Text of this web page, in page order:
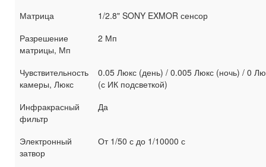
Матрица
1/2.8" SONY EXMOR сенсор
Разрешение
матрицы, Мп
2 Мп
Чувствительность
камеры, Люкс
0.05 Люкс (день) / 0.005 Люкс (ночь) / 0
(с ИК подсветкой)
Инфракрасный
фильтр
Да
Электронный
затвор
От 1/50 с до 1/10000 с